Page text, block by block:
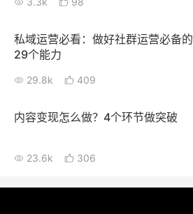
私域运营必看：做好社群运营必备的
29个能力
29.8k 409
内容变现怎么做？4个环节做突破
23.6k 306